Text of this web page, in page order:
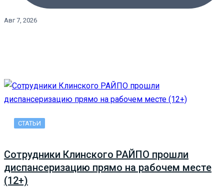
Авг 7, 2026
СТАТЬИ
Сотрудники Клинского РАЙПО прошли
диспансеризацию прямо на рабочем месте
(12+)